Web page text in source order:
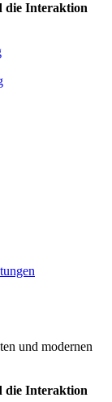
die Interaktion
und modernen
die Interaktion